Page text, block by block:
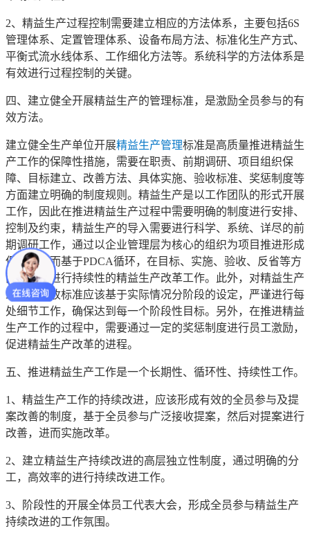
2、精益生产过程控制需要建立相应的方法体系，主要包括6S
管理体系、定置管理体系、设备布局方法、标准化生产方式、
平衡式流水线体系、工作细化方法等。系统科学的方法体系是
有效进行过程控制的关键。
四、建立健全开展精益生产的管理标准，是激励全员参与的有
效方法。
建立健全生产单位开展精益生产管理标准是高质量推进精益生
产工作的保障性措施，需要在职责、前期调研、项目组织保
障、目标建立、改善方法、具体实施、验收标准、奖惩制度等
方面建立明确的制度规则。精益生产是以工作团队的形式开展
工作，因此在推进精益生产过程中需要明确的制度进行安排、
控制及约束，精益生产的导入需要进行科学、系统、详尽的前
期调研工作，通过以企业管理层为核心的组织为项目推进形成
保障，进而基于PDCA循环，在目标、实施、验收、反省等方
面严谨的进行持续性的精益生产改革工作。此外，对精益生产
工作的验收标准应该基于实际情况分阶段的设定，严谨进行每
处细节工作，确保达到每一个阶段性目标。另外，在推进精益
生产工作的过程中，需要通过一定的奖惩制度进行员工激励，
促进精益生产改革的进程。
五、推进精益生产工作是一个长期性、循环性、持续性工作。
1、精益生产工作的持续改进，应该形成有效的全员参与及提
案改善的制度，基于全员参与广泛接收提案，然后对提案进行
改善，进而实施改革。
2、建立精益生产持续改进的高层独立性制度，通过明确的分
工，高效率的进行持续改进工作。
3、阶段性的开展全体员工代表大会，形成全员参与精益生产
持续改进的工作氛围。